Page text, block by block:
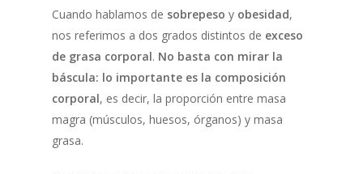
Cuando hablamos de sobrepeso y obesidad,
nos referimos a dos grados distintos de exceso
de grasa corporal. No basta con mirar la
báscula: lo importante es la composición
corporal, es decir, la proporción entre masa
magra (músculos, huesos, órganos) y masa
grasa.